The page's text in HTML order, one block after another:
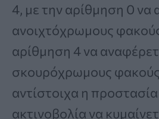
4, με την αρίθμηση 0 να
ανοιχτόχρωμους
αρίθμηση 4 να
σκουρόχρωμους φακούς
αντίστοιχα η
ακτινοβολία να